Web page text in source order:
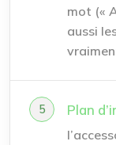
mot («
aussi
Plan